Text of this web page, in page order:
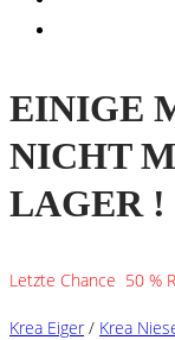
EINIGE
NICHT
LAGER !
Letzte Chance 50 %
Krea Eiger / Krea